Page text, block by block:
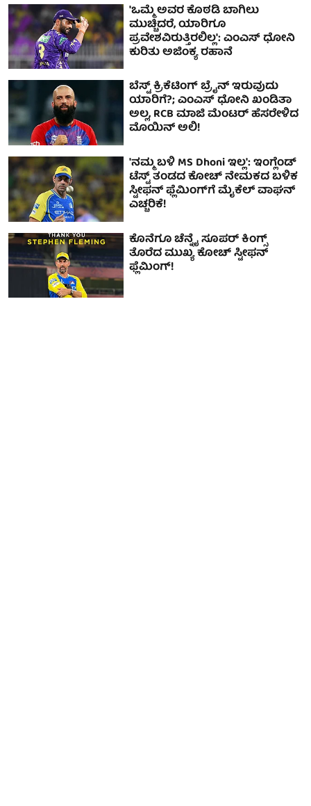
'ಒಮ್ಮೆ ಅವರ ಕೊಠಡಿ ಬಾಗಿಲು
ಮುಚ್ಚಿದರೆ, ಯಾರಿಗೂ
ಪ್ರವೇಶವಿರುತ್ತಿರಲಿಲ್ಲ': ಎಂಎಸ್ ಧೋನಿ
ಕುರಿತು ಅಜಿಂಕ್ಯ ರಹಾನೆ
ಬೆಸ್ಟ್ ಕ್ರಿಕೆಟಿಂಗ್ ಬ್ರೈನ್ ಇರುವುದು
ಯಾರಿಗೆ?; ಎಂಎಸ್ ಧೋನಿ ಖಂಡಿತಾ
ಅಲ್ಲ, RCB ಮಾಜಿ ಮೆಂಟರ್ ಹೆಸರೇಳಿದ
ಮೊಯಿನ್ ಅಲಿ!
'ನಮ್ಮ ಬಳಿ MS Dhoni ಇಲ್ಲ': ಇಂಗ್ಲೆಂಡ್
ಟೆಸ್ಟ್ ತಂಡದ ಕೋಚ್ ನೇಮಕದ ಬಳಿಕ
ಸ್ಟೀಫನ್ ಫ್ಲೆಮಿಂಗ್‌ಗೆ ಮೈಕೆಲ್ ವಾಘನ್
ಎಚ್ಚರಿಕೆ!
ಕೊನೆಗೂ ಚೆನ್ನೈ ಸೂಪರ್ ಕಿಂಗ್ಸ್
ತೊರೆದ ಮುಖ್ಯ ಕೋಚ್ ಸ್ಟೀಫನ್
ಫ್ಲೆಮಿಂಗ್!